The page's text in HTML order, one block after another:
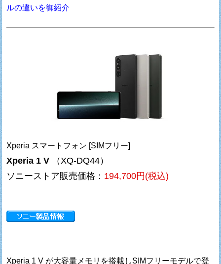
ルの違いを御紹介
Xperia スマートフォン [SIMフリー]
Xperia 1 V （XQ-DQ44）
ソニーストア販売価格： 194,700円(税込)
Xperia 1 V が大容量メモリを搭載しSIMフリーモデルで登